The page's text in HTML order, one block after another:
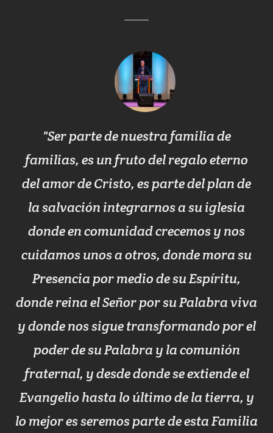
Ser parte de nuestra familia de
familias, es un fruto del regalo eterno
del amor de Cristo, es parte del plan de
la salvación integrarnos a su iglesia
donde en comunidad crecemos y nos
cuidamos unos a otros, donde mora su
Presencia por medio de su Espíritu,
donde reina el Señor por su Palabra viva
y donde nos sigue transformando por el
poder de su Palabra y la comunión
fraternal, y desde donde se extiende el
Evangelio hasta lo último de la tierra, y
lo mejor es seremos parte de esta Familia